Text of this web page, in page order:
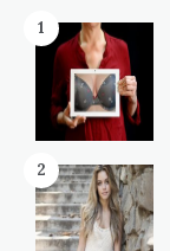
1
2